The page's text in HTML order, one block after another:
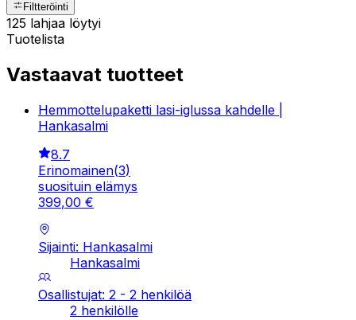
Filtteröinti
125 lahjaa löytyi
Tuotelista
Vastaavat tuotteet
Hemmottelupaketti lasi-iglussa kahdelle |
Hankasalmi
8.7
Erinomainen(3)
suosituin elämys
399,00 €
Sijainti: Hankasalmi
Hankasalmi
Osallistujat: 2 - 2 henkilöä
2 henkilölle